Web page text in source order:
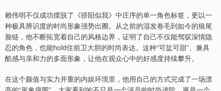
赖伟明不仅成功摆脱了《骄阳似我》中庄序的单一角色标签，更以一
种极具辨识度的时尚形象强势出圈。从之前的湿发卷毛到如今的狼尾
脸链，他不断拓宽着自己的风格边界，证明了自己不仅能驾驭深情隐
忍的角色，也能hold住前卫大胆的时尚表达。这种“可盐可甜”、兼具
酷感与亲和力的多面形象，让他在观众心中的好感度持续攀升。
在这个颜值与实力并重的内娱环境里，他用自己的方式完成了一场漂